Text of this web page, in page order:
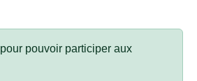
pour pouvoir participer aux